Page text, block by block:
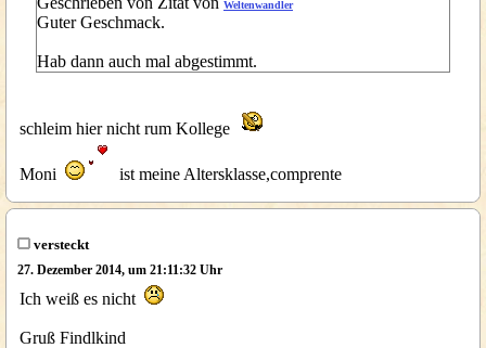
Weltenwandler
Guter Geschmack.
Hab dann auch mal abgestimmt.
schleim hier nicht rum Kollege
Moni ist meine Altersklasse,comprente
versteckt
27. Dezember 2014, um 21:11:32 Uhr
Ich weiß es nicht
Gruß Findlkind